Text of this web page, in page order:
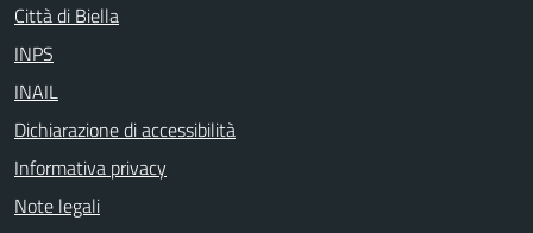
Città di Biella
INPS
INAIL
Dichiarazione di accessibilità
Informativa privacy
Note legali